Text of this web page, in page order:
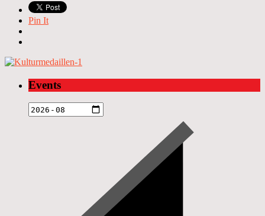
Pin It
Events